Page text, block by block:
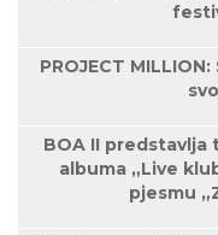
PROJECT
BOA II
albuma „Live
pjesmu